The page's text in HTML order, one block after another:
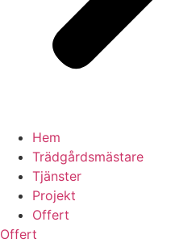
Hem
Trädgårdsmästare
Tjänster
Projekt
Offert
Offert